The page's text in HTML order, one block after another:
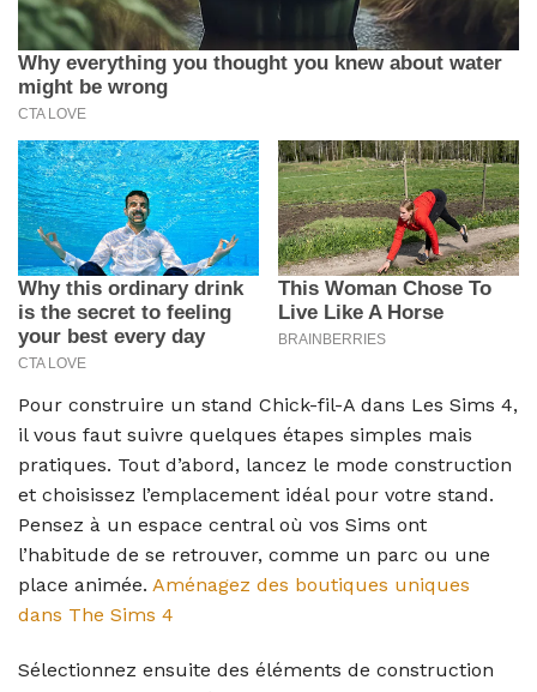
Pour construire un stand Chick-fil-A dans Les Sims 4,
il vous faut suivre quelques étapes simples mais
pratiques. Tout d’abord, lancez le mode construction
et choisissez l’emplacement idéal pour votre stand.
Pensez à un espace central où vos Sims ont
l’habitude de se retrouver, comme un parc ou une
place animée. Aménagez des boutiques uniques
dans The Sims 4
Sélectionnez ensuite des éléments de construction